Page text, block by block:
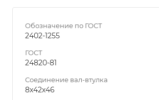
Обозначение по ГОСТ
2402-1255
ГОСТ
24820-81
Соединение вал-втулка
8х42х46